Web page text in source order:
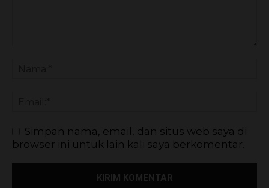
Simpan nama, email, dan situs web saya di
browser ini untuk lain kali saya berkomentar.